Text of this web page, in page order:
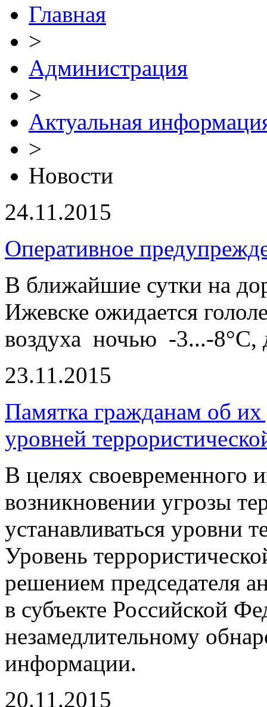
Главная
>
Администрация
>
Актуальная
>
Новости
24.11.2015
Оперативное
В ближайшие сутки на
Ижевске ожидается
воздуха ночью -3...-8°С,
23.11.2015
Памятка гражданам об их
уровней
В целях своевременного
возникновении угрозы
устанавливаться уровни
Уровень
решением председателя
в субъекте Российской
незамедлительному
информации.
20.11.2015